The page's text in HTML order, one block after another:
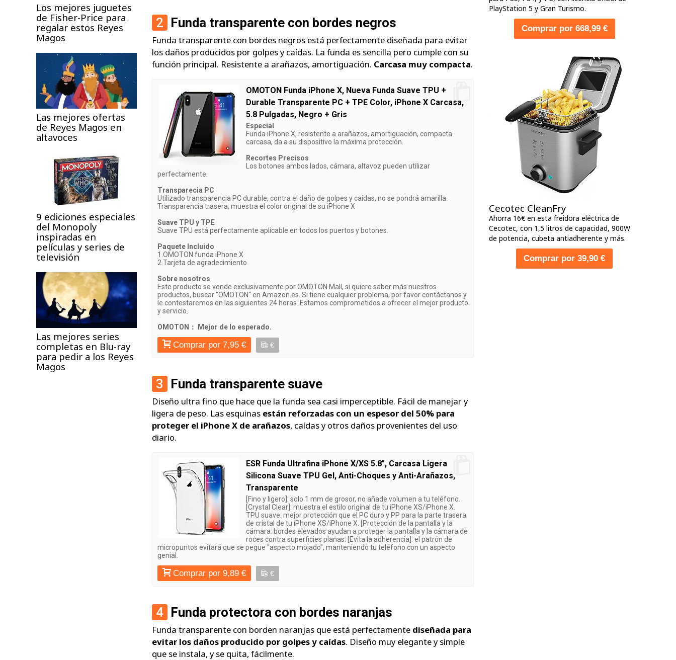
Los mejores juguetes
de Fisher-Price para
regalar estos Reyes
Magos
Las mejores ofertas
de Reyes Magos en
altavoces
9 ediciones especiales
del Monopoly
inspiradas en
películas y series de
televisión
Las mejores series
completas en Blu-ray
para pedir a los Reyes
Magos
2 Funda transparente con bordes negros
Funda transparente con bordes negros está perfectamente diseñada para evitar
los daños producidos por golpes y caídas. La funda es sencilla pero cumple con su
función principal. Resistente a arañazos, amortiguación. Carcasa muy compacta.
OMOTON Funda iPhone X, Nueva Funda Suave TPU +
Durable Transparente PC + TPE Color, iPhone X Carcasa,
5.8 Pulgadas, Negro + Gris
Especial
Funda iPhone X, resistente a arañazos, amortiguación, compacta
carcasa, da a su dispositivo la máxima protección.
Recortes Precisos
Los botones ambos lados, cámara, altavoz pueden utilizar
perfectamente.
Transparecia PC
Utilizado transparencia PC durable, contra el daño de golpes y caídas, no se pondrá amarilla.
Transparencia trasera, muestra el color original de su iPhone X
Suave TPU y TPE
Suave TPU está perfectamente aplicable en todos los puertos y botones.
Paquete Incluido
1.OMOTON funda iPhone X
2.Tarjeta de agradecimiento
Sobre nosotros
Este producto se vende exclusivamente por OMOTON Mall, si quiere saber más nuestros
productos, buscar "OMOTON" en Amazon.es. Si tiene cualquier problema, por favor contáctanos y
le contestaremos en las siguientes 24 horas. Estamos comprometidos a ofrecer el mejor producto
y servicio.
OMOTON： Mejor de lo esperado.
Comprar por 7,95 € €
3 Funda transparente suave
Diseño ultra fino que hace que la funda sea casi imperceptible. Fácil de manejar y
ligera de peso. Las esquinas están reforzadas con un espesor del 50% para
proteger el iPhone X de arañazos, caídas y otros daños provenientes del uso
diario.
ESR Funda Ultrafina iPhone X/XS 5.8", Carcasa Ligera
Silicona Suave TPU Gel, Anti-Choques y Anti-Arañazos,
Transparente
[Fino y ligero]: solo 1 mm de grosor, no añade volumen a tu teléfono.
[Crystal Clear]: muestra el estilo original de tu iPhone XS/iPhone X.
TPU suave: mejor protección que el PC duro y PP para la parte trasera
de cristal de tu iPhone XS/iPhone X. [Protección de la pantalla y la
cámara: bordes elevados ayudan a proteger la pantalla y la cámara de
roces contra superficies planas. [Evita la adherencia]: el patrón de
micropuntos evitará que se pegue "aspecto mojado", manteniendo tu teléfono con un aspecto
genial.
Comprar por 9,89 € €
4 Funda protectora con bordes naranjas
Funda transparente con borden naranjas que está perfectamente diseñada para
evitar los daños producido por golpes y caídas. Diseño muy elegante y simple
que se instala, y se quita, fácilmente.
PlayStation 5 y Gran Turismo.
Comprar por 668,99 €
Cecotec CleanFry
Ahorra 16€ en esta freidora eléctrica de
Cecotec, con 1,5 litros de capacidad, 900W
de potencia, cubeta antiadherente y más.
Comprar por 39,90 €